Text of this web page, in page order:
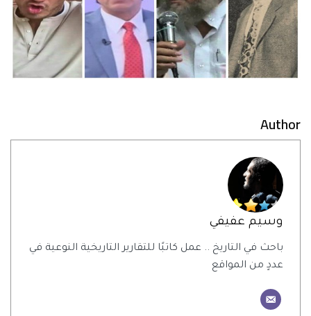
Author
وسيم عفيفي
باحث في التاريخ .. عمل كاتبًا للتقارير التاريخية النوعية في
عددٍ من المواقع